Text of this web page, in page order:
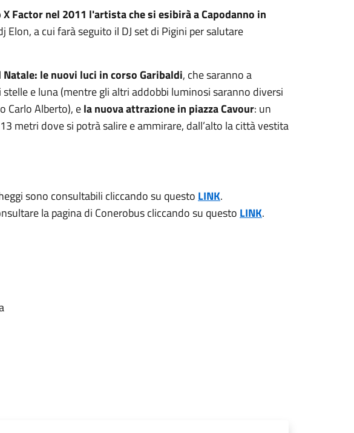
Factor nel 2011 l'artista che si esibirà a Capodanno in
Elon, a cui farà seguito il DJ set di Pigini per salutare
le nuovi luci in corso Garibaldi, che saranno a
e luna (mentre gli altri addobbi luminosi saranno diversi
Carlo Alberto), ela nuova attrazione in piazza Cavour: un
metri dove si potrà salire e ammirare, dall’alto la città vestita
sono consultabili cliccando su questo LINK.
la pagina di Conerobus cliccando su questo LINK.